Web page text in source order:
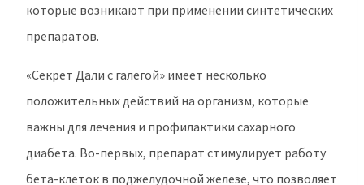
которые возникают при применении синтетических
препаратов.
«Секрет Дали с галегой» имеет несколько
положительных действий на организм, которые
важны для лечения и профилактики сахарного
диабета. Во-первых, препарат стимулирует работу
бета-клеток в поджелудочной железе, что позволяет